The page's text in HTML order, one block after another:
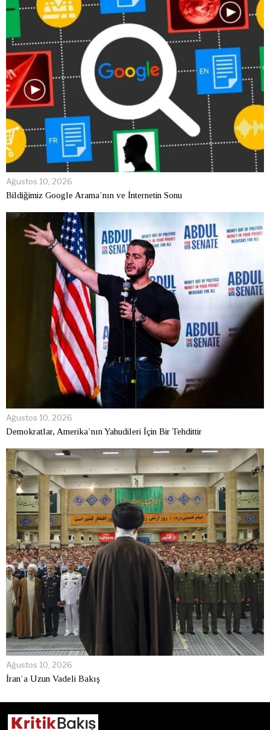
Ağustos 10, 2026
Bildiğimiz Google Arama’nın ve İnternetin Sonu
Ağustos 10, 2026
Demokratlar, Amerika’nın Yahudileri İçin Bir Tehdittir
Ağustos 10, 2026
İran’a Uzun Vadeli Bakış